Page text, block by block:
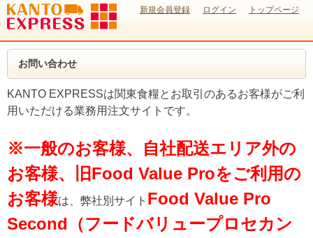
新規会員登録 ログイン トップページ
お問い合わせ
KANTO EXPRESSは関東食糧とお取引のあるお客様がご利
用いただける業務用注文サイトです。
※一般のお客様、自社配送エリア外の
お客様、旧Food Value Proをご利用の
お客様は、弊社別サイト Food Value Pro
Second（フードバリュープロセカン